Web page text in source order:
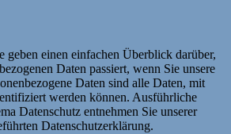
geben einen einfachen Überblick darüber,
Daten passiert, wenn Sie unsere
Daten sind alle Daten, mit
werden können. Ausführliche
Datenschutz entnehmen Sie unserer
Datenschutzerklärung.